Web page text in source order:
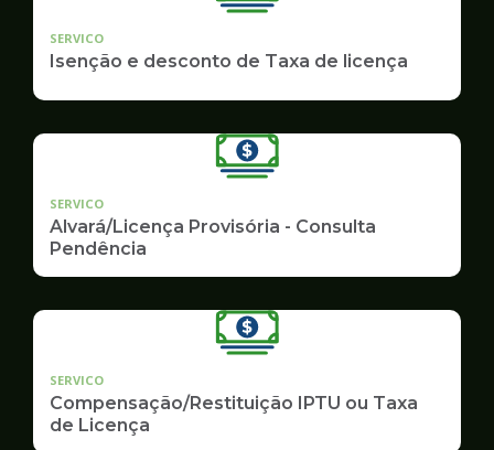
SERVICO
Isenção e desconto de Taxa de licença
SERVICO
Alvará/Licença Provisória - Consulta
Pendência
SERVICO
Compensação/Restituição IPTU ou Taxa
de Licença